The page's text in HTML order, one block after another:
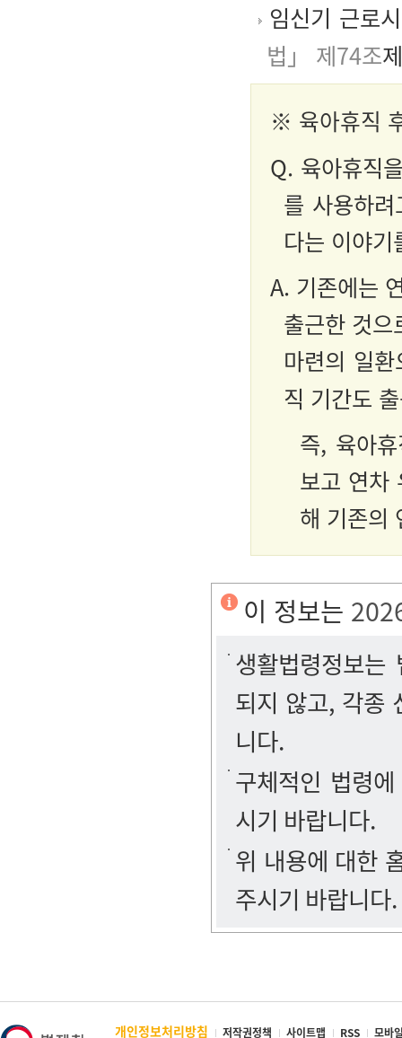
임신기 근로
법」 제74조
※ 육아휴직
Q. 육아휴직
를 사용하
다는 이야
A. 기존에는
출근한 것
마련의 일
직 기간도
즉, 육아
보고 연차
해 기존의
이 정보는
생활법령정보
되지 않고, 각종
니다.
구체적인 법령
시기 바랍니다.
위 내용에 대한
주시기 바랍니다.
개인정보처리방침 저작권정책 사이트맵 RSS 모바